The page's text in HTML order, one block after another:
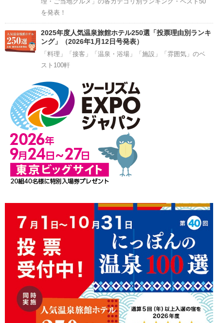
を発表！
2025年度人気温泉旅館ホテル250選「投票理由別ランキ
ング」（2026年1月12日号発表）
「料理」「接客」「温泉・浴場」「施設」「雰囲気」のベ
スト100軒